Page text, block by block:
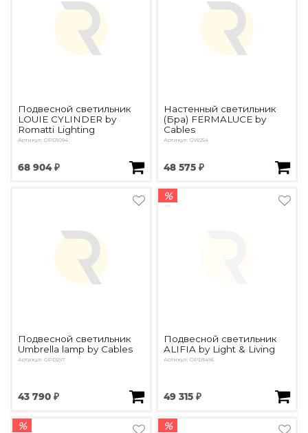
Подвесной светильник
LOUIE CYLINDER by
Romatti Lighting
Артикул: OPD1094
68 904 ₽
Настенный светильник
(Бра) FERMALUCE by
Cables
Артикул: OW254
48 575 ₽
Подвесной светильник
Umbrella lamp by Cables
Артикул: OPD297
43 790 ₽
%
Подвесной светильник
ALIFIA by Light & Living
Артикул: OPD3496
49 315 ₽
% %